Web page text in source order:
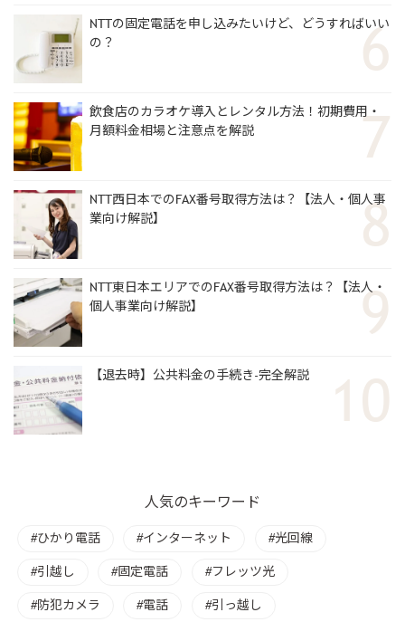
NTTの固定電話を申し込みたいけど、どうすればいい
の？
飲食店のカラオケ導入とレンタル方法！初期費用・
月額料金相場と注意点を解説
NTT西日本でのFAX番号取得方法は？【法人・個人事
業向け解説】
NTT東日本エリアでのFAX番号取得方法は？【法人・
個人事業向け解説】
【退去時】公共料金の手続き-完全解説
人気のキーワード
ひかり電話 インターネット 光回線
引越し 固定電話 フレッツ光
防犯カメラ 電話 引っ越し